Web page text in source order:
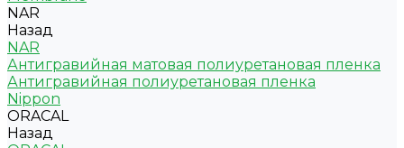
NAR
Назад
NAR
Антигравийная матовая полиуретановая пленка
Антигравийная полиуретановая пленка
Nippon
ORACAL
Назад